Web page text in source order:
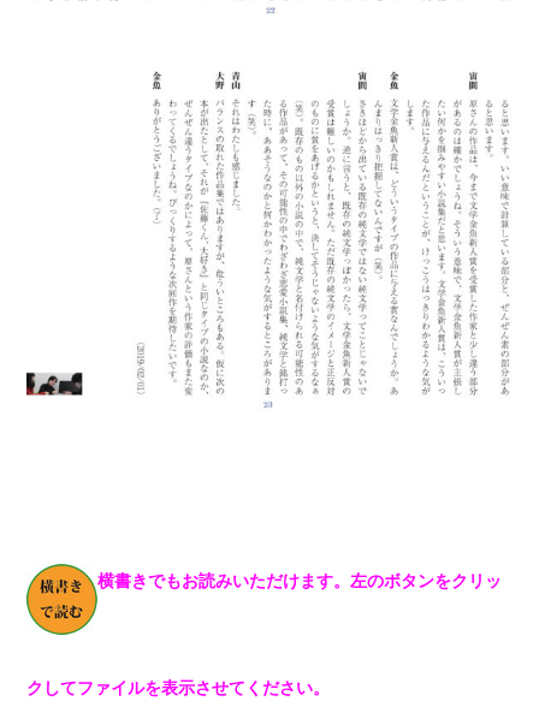
横書きでもお読みいただけます。左のボタンをクリッ
クしてファイルを表示させてください。